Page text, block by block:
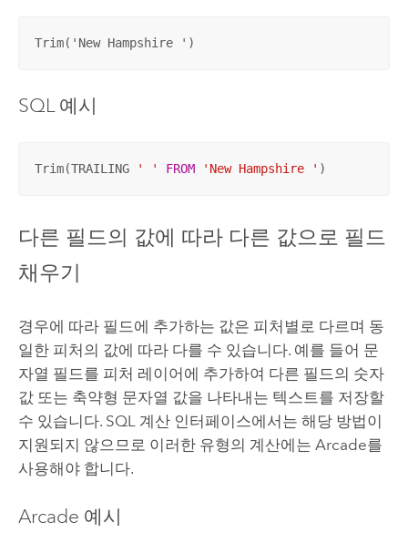
Trim('New Hampshire ')
SQL 예시
Trim(TRAILING ' ' FROM 'New Hampshire ' )
다른 필드의 값에 따라 다른 값으로 필드
채우기
경우에 따라 필드에 추가하는 값은 피처별로 다르며 동
일한 피처의 값에 따라 다를 수 있습니다. 예를 들어 문
자열 필드를 피처 레이어에 추가하여 다른 필드의 숫자
값 또는 축약형 문자열 값을 나타내는 텍스트를 저장할
수 있습니다. SQL 계산 인터페이스에서는 해당 방법이
지원되지 않으므로 이러한 유형의 계산에는 Arcade를
사용해야 합니다.
Arcade 예시